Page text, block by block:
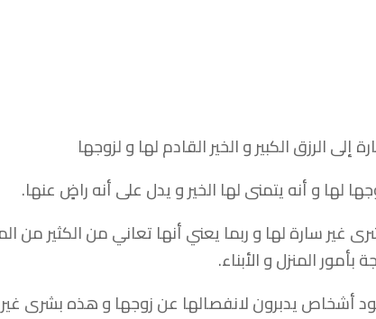
الرزق الكبير و الخير القادم لها و لزوجها
لها و أنه يتمنى لها الخير و يدل على أنه راضٍ عنها.
غير سارة لها و ربما يعني أنها تعاني من الكثير
المنزل و الأبناء.
أشخاص يدبرون لانفصالها عن زوجها و هذه بشرى غير